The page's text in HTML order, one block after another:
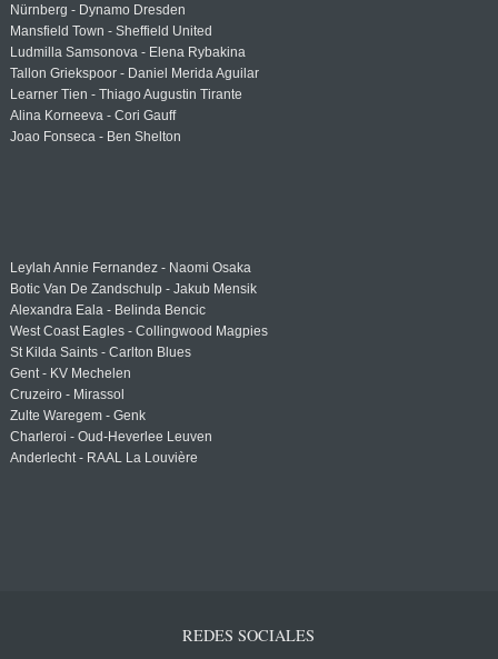
Nürnberg - Dynamo Dresden
Mansfield Town - Sheffield United
Ludmilla Samsonova - Elena Rybakina
Tallon Griekspoor - Daniel Merida Aguilar
Learner Tien - Thiago Augustin Tirante
Alina Korneeva - Cori Gauff
Joao Fonseca - Ben Shelton
Leylah Annie Fernandez - Naomi Osaka
Botic Van De Zandschulp - Jakub Mensik
Alexandra Eala - Belinda Bencic
West Coast Eagles - Collingwood Magpies
St Kilda Saints - Carlton Blues
Gent - KV Mechelen
Cruzeiro - Mirassol
Zulte Waregem - Genk
Charleroi - Oud-Heverlee Leuven
Anderlecht - RAAL La Louvière
REDES SOCIALES